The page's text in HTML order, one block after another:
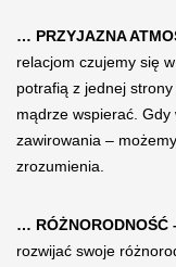
… PRZYJAZNA
relacjom czujemy się
potrafią z jednej
mądrze wspierać.
zawirowania –
zrozumienia.
… RÓŻNORODNOŚĆ
rozwijać swoje